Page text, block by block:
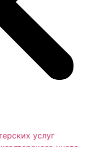
услуг